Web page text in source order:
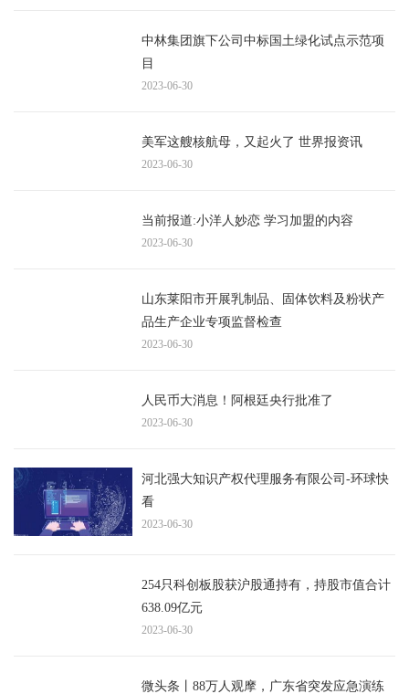
中林集团旗下公司中标国土绿化试点示范项
目
2023-06-30
美军这艘核航母，又起火了 世界报资讯
2023-06-30
当前报道:小洋人妙恋 学习加盟的内容
2023-06-30
山东莱阳市开展乳制品、固体饮料及粉状产
品生产企业专项监督检查
2023-06-30
人民币大消息！阿根廷央行批准了
2023-06-30
河北强大知识产权代理服务有限公司-环球快
看
2023-06-30
254只科创板股获沪股通持有，持股市值合计
638.09亿元
2023-06-30
微头条丨88万人观摩，广东省突发应急演练